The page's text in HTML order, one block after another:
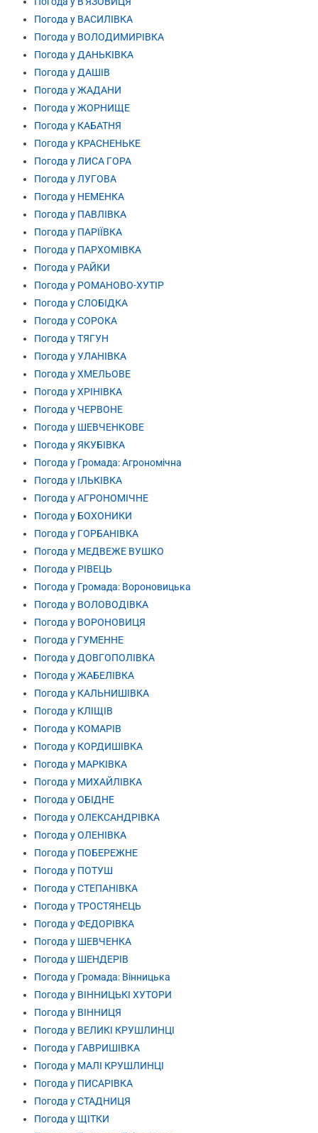
Погода у ВАСИЛІВКА
Погода у ВОЛОДИМИРІВКА
Погода у ДАНЬКІВКА
Погода у ДАШІВ
Погода у ЖАДАНИ
Погода у ЖОРНИЩЕ
Погода у КАБАТНЯ
Погода у КРАСНЕНЬКЕ
Погода у ЛИСА ГОРА
Погода у ЛУГОВА
Погода у НЕМЕНКА
Погода у ПАВЛІВКА
Погода у ПАРІЇВКА
Погода у ПАРХОМІВКА
Погода у РАЙКИ
Погода у РОМАНОВО-ХУТІР
Погода у СЛОБІДКА
Погода у СОРОКА
Погода у ТЯГУН
Погода у УЛАНІВКА
Погода у ХМЕЛЬОВЕ
Погода у ХРІНІВКА
Погода у ЧЕРВОНЕ
Погода у ШЕВЧЕНКОВЕ
Погода у ЯКУБІВКА
Погода у Громада: Агрономічна
Погода у ІЛЬКІВКА
Погода у АГРОНОМІЧНЕ
Погода у БОХОНИКИ
Погода у ГОРБАНІВКА
Погода у МЕДВЕЖЕ ВУШКО
Погода у РІВЕЦЬ
Погода у Громада: Вороновицька
Погода у ВОЛОВОДІВКА
Погода у ВОРОНОВИЦЯ
Погода у ГУМЕННЕ
Погода у ДОВГОПОЛІВКА
Погода у ЖАБЕЛІВКА
Погода у КАЛЬНИШІВКА
Погода у КЛІЩІВ
Погода у КОМАРІВ
Погода у КОРДИШІВКА
Погода у МАРКІВКА
Погода у МИХАЙЛІВКА
Погода у ОБІДНЕ
Погода у ОЛЕКСАНДРІВКА
Погода у ОЛЕНІВКА
Погода у ПОБЕРЕЖНЕ
Погода у ПОТУШ
Погода у СТЕПАНІВКА
Погода у ТРОСТЯНЕЦЬ
Погода у ФЕДОРІВКА
Погода у ШЕВЧЕНКА
Погода у ШЕНДЕРІВ
Погода у Громада: Вінницька
Погода у ВІННИЦЬКІ ХУТОРИ
Погода у ВІННИЦЯ
Погода у ВЕЛИКІ КРУШЛИНЦІ
Погода у ГАВРИШІВКА
Погода у МАЛІ КРУШЛИНЦІ
Погода у ПИСАРІВКА
Погода у СТАДНИЦЯ
Погода у ЩІТКИ